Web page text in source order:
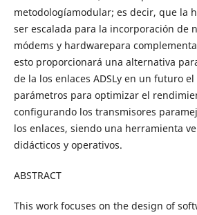
metodologíamodular; es decir, que la
ser escalada para la incorporación de
módems y hardwarepara
esto proporcionará una alternativa
de la los enlaces ADSLy en un futuro
parámetros para optimizar el
configurando los transmisores
los enlaces, siendo una herramienta
didácticos y operativos.
ABSTRACT
This work focuses on the design of